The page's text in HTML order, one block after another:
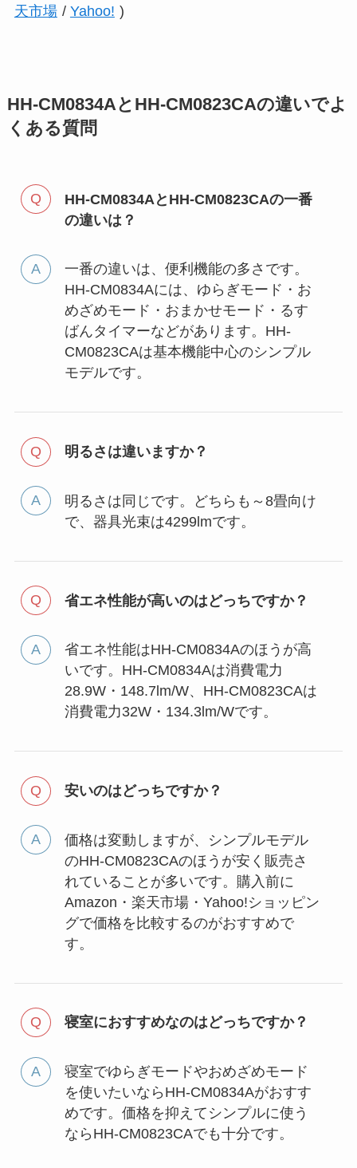
天市場 / Yahoo! )
HH-CM0834AとHH-CM0823CAの違いでよ
くある質問
HH-CM0834AとHH-CM0823CAの一番
の違いは？
一番の違いは、便利機能の多さです。
HH-CM0834Aには、ゆらぎモード・お
めざめモード・おまかせモード・るす
ばんタイマーなどがあります。HH-
CM0823CAは基本機能中心のシンプル
モデルです。
明るさは違いますか？
明るさは同じです。どちらも～8畳向け
で、器具光束は4299lmです。
省エネ性能が高いのはどっちですか？
省エネ性能はHH-CM0834Aのほうが高
いです。HH-CM0834Aは消費電力
28.9W・148.7lm/W、HH-CM0823CAは
消費電力32W・134.3lm/Wです。
安いのはどっちですか？
価格は変動しますが、シンプルモデル
のHH-CM0823CAのほうが安く販売さ
れていることが多いです。購入前に
Amazon・楽天市場・Yahoo!ショッピン
グで価格を比較するのがおすすめで
す。
寝室におすすめなのはどっちですか？
寝室でゆらぎモードやおめざめモード
を使いたいならHH-CM0834Aがおすす
めです。価格を抑えてシンプルに使う
ならHH-CM0823CAでも十分です。